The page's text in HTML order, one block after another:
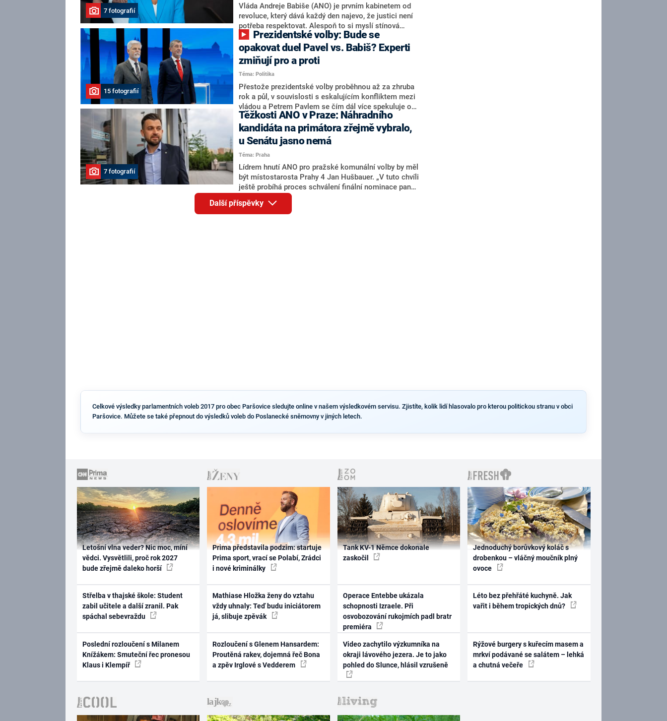
o případné kandidatuře kohokoliv ze zmíněné trojice
značně pochybuje. Podle něj současná koalice dosud
nemá osobu, která by Pavlovi mohla konkurovat.
7 fotografií
Vláda Andreje Babiše (ANO) je prvním kabinetem od
revoluce, který dává každý den najevo, že justici není
potřeba respektovat. Alespoň to si myslí stínová
ministryně spravedlnosti ODS Eva Decroix. V
rozhovoru pro CNN Prima NEWS si nebrala servítky
ohledně politického výkonu svého nástupce Jeronýma
Tejce (za ANO) či vládní zmocněnkyně pro lidská
práva Taťány Malé (ANO). Označením „svoloč“ na
adresu vlády prý byla ještě hodná. Decroix se také
vrátila k volební porážce koalice Spolu či promluvila o
hnutí Naše Česko Martina Kuby.
15 fotografií
opakovat duel Pavel vs. Babiš? Experti
zmiňují pro a proti
Téma: Politika
Přestože prezidentské volby proběhnou až za zhruba
rok a půl, v souvislosti s eskalujícím konfliktem mezi
vládou a Petrem Pavlem se čím dál více spekuluje o
tom, koho by do bitvy o Hrad mohla vyslat současná
koalice. Někteří političtí komentátoři znovu vytahují
jméno premiéra Andreje Babiše (ANO). Jak moc je
pravděpodobné, že se v prezidentských volbách 2028
bude znovu opakovat souboj z roku 2023?
7 fotografií
Těžkosti ANO v Praze: Náhradního
kandidáta na primátora zřejmě vybralo,
u Senátu jasno nemá
Téma: Praha
Lídrem hnutí ANO pro pražské komunální volby by měl
být místostarosta Prahy 4 Jan Hušbauer. „V tuto chvíli
ještě probíhá proces schválení finální nominace pana
Jana Hušbauera Výborem hnutí ANO,“ uvedl pro
redakci místopředseda pražského ANO Martin
Benkovič. O Hušbauerovi se spekulovalo jako o
Další příspěvky
Celkové výsledky parlamentních voleb 2017 pro obec Paršovice sledujte online v našem výsledkovém servisu. Zjistíte, kolik lidí hlasovalo pro kterou politickou stranu v obci
Paršovice. Můžete se také přepnout do výsledků voleb do Poslanecké sněmovny v jiných letech.
Letošní vlna veder? Nic moc, míní
vědci. Vysvětlili, proč rok 2027
bude zřejmě daleko horší
Střelba v thajské škole: Student
zabil učitele a další zranil. Pak
spáchal sebevraždu
Poslední rozloučení s Milanem
Knížákem: Smuteční řec pronesou
Klaus i Klempíř
Prima představila podzim: startuje
Prima sport, vrací se Polabí, Zrádci
i nové kriminálky
Mathiase Hložka ženy do vztahu
vždy uhnaly: Teď budu iniciátorem
já, slibuje zpěvák
Rozloučení s Glenem Hansardem:
Proutěná rakev, dojemná řeč Bona
a zpěv Irglové s Vedderem
Tank KV-1 Němce dokonale
zaskočil
Operace Entebbe ukázala
schopnosti Izraele. Při
osvobozování rukojmích padl bratr
premiéra
Video zachytilo výzkumníka na
okraji lávového jezera. Je to jako
pohled do Slunce, hlásil vzrušeně
Jednoduchý borůvkový koláč s
drobenkou – vláčný moučník plný
ovoce
Léto bez přehřáté kuchyně. Jak
vařit i během tropických dnů?
Rýžové burgery s kuřecím masem a
mrkví podávané se salátem – lehká
a chutná večeře